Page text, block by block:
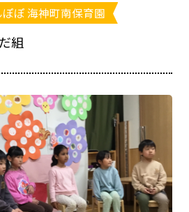
ぽぽ 海神町南保育園
組